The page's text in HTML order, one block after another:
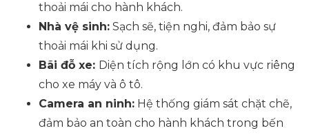
thoải mái cho hành khách.
Nhà vệ sinh: Sạch sẽ, tiện nghi, đảm bảo sự
thoải mái khi sử dụng.
Bãi đỗ xe: Diện tích rộng lớn có khu vực riêng
cho xe máy và ô tô.
Camera an ninh: Hệ thống giám sát chặt chẽ,
đảm bảo an toàn cho hành khách trong bến